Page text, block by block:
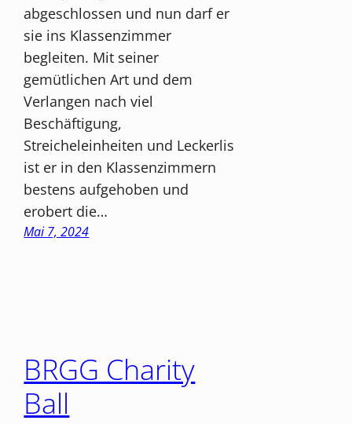
abgeschlossen und nun darf er
sie ins Klassenzimmer
begleiten. Mit seiner
gemütlichen Art und dem
Verlangen nach viel
Beschäftigung,
Streicheleinheiten und Leckerlis
ist er in den Klassenzimmern
bestens aufgehoben und
erobert die…
Mai 7, 2024
BRGG Charity
Ball